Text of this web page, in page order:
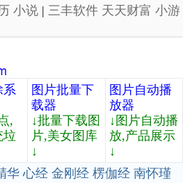
小说 | 三丰软件 天天财富 小游
系
,
垃
图片批量下
载器
↓批量下载图
片,美女图库
↓
图片自动播
放器
↓图片自动播
放,产品展示
↓
华 心经 金刚经 楞伽经 南怀瑾